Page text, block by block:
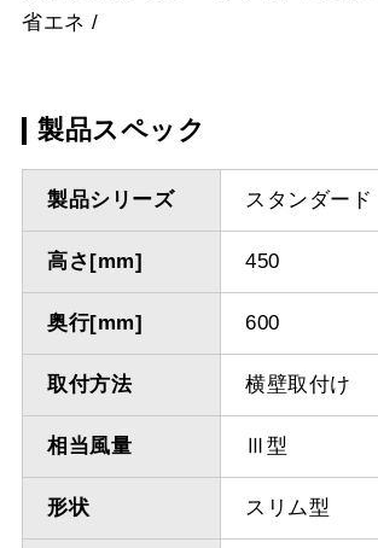
省エネ
製品スペック
製品シリーズ スタンダード
高さ[mm] 450
奥行[mm] 600
取付方法 横壁取付け
相当風量 Ⅲ型
形状 スリム型